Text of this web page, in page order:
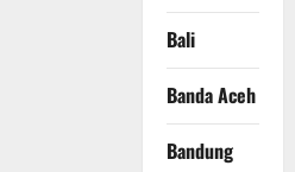
Bali
Banda Aceh
Bandung